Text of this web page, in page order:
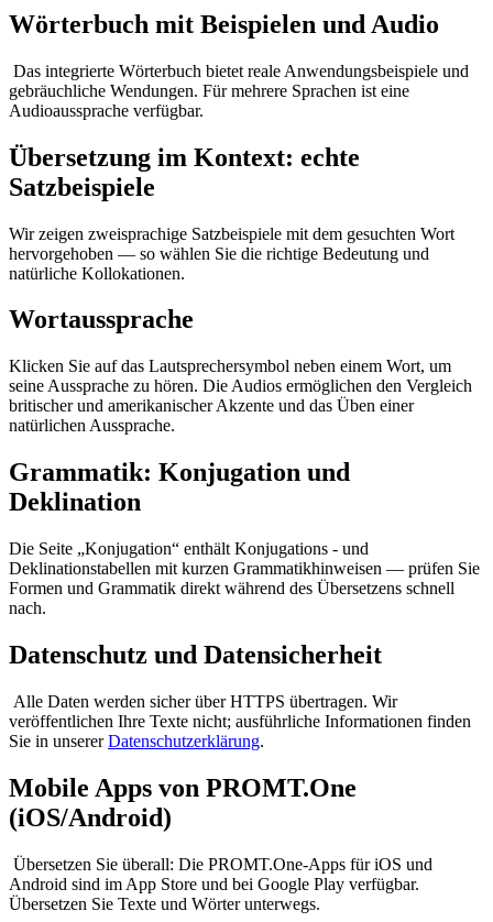
Wörterbuch mit Beispielen und Audio
Das integrierte Wörterbuch bietet reale Anwendungsbeispiele und
gebräuchliche Wendungen. Für mehrere Sprachen ist eine
Audioaussprache verfügbar.
Übersetzung im Kontext: echte
Satzbeispiele
Wir zeigen zweisprachige Satzbeispiele mit dem gesuchten Wort
hervorgehoben — so wählen Sie die richtige Bedeutung und
natürliche Kollokationen.
Wortaussprache
Klicken Sie auf das Lautsprechersymbol neben einem Wort, um
seine Aussprache zu hören. Die Audios ermöglichen den Vergleich
britischer und amerikanischer Akzente und das Üben einer
natürlichen Aussprache.
Grammatik: Konjugation und
Deklination
Die Seite „Konjugation“ enthält Konjugations - und
Deklinationstabellen mit kurzen Grammatikhinweisen — prüfen Sie
Formen und Grammatik direkt während des Übersetzens schnell
nach.
Datenschutz und Datensicherheit
Alle Daten werden sicher über HTTPS übertragen. Wir
veröffentlichen Ihre Texte nicht; ausführliche Informationen finden
Sie in unsererDatenschutzerklärung.
Mobile Apps von PROMT.One
(iOS/Android)
Übersetzen Sie überall: Die PROMT.One-Apps für iOS und
Android sind im App Store und bei Google Play verfügbar.
Übersetzen Sie Texte und Wörter unterwegs.